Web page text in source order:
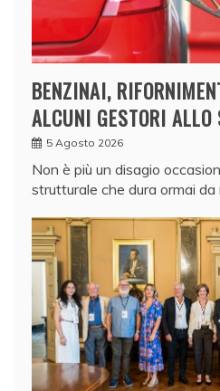
BENZINAI,
ALCUNI GESTORI ALLO
5 Agosto 2026
Non è più un disagio
strutturale che dura ormai da